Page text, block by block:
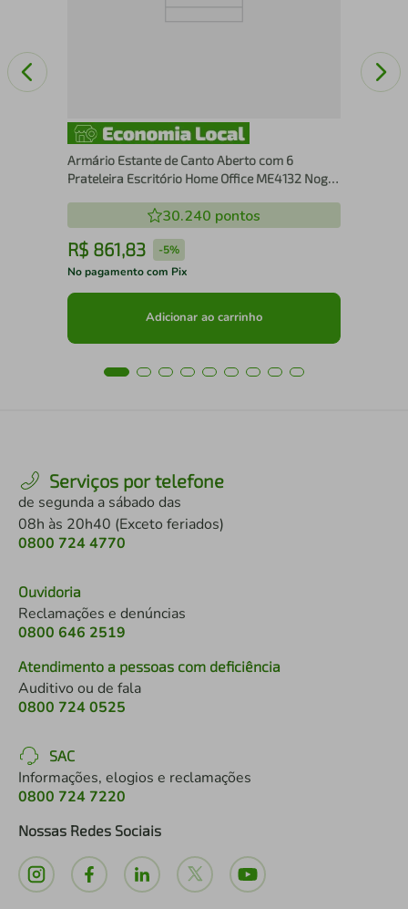
Armário Estante de Canto Aberto com 6
Prateleira Escritório Home Office ME4132 Nogal
30.240 pontos
R$ 861,83 -5%
No pagamento com Pix
Adicionar ao carrinho
Serviços por telefone
de segunda a sábado das
08h às 20h40 (Exceto feriados)
0800 724 4770
Ouvidoria
Reclamações e denúncias
0800 646 2519
Atendimento a pessoas com deficiência
Auditivo ou de fala
0800 724 0525
SAC
Informações, elogios e reclamações
0800 724 7220
Nossas Redes Sociais